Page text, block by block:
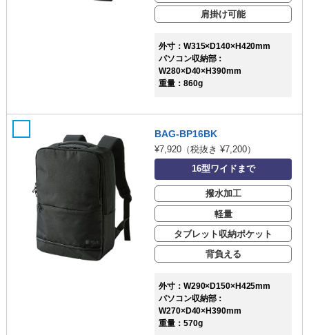
肩掛け可能
外寸：W315×D140×H420mm
パソコン収納部：
W280×D40×H390mm
重量：860g
BAG-BP16BK
¥7,920 （税抜き ¥7,200）
16型ワイドまで
撥水加工
軽量
タブレット収納ポケット
背負える
外寸：W290×D150×H425mm
パソコン収納部：
W270×D40×H390mm
重量：570g